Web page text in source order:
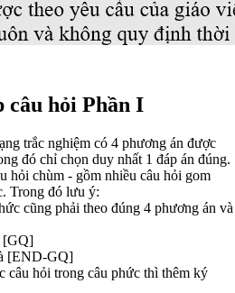
câu hỏi Phần I
trắc nghiệm có 4 phương án được
đó chỉ chọn duy nhất 1 đáp án đúng.
hỏi chùm - gồm nhiều câu hỏi gom
Trong đó lưu ý:
cũng phải theo đúng 4 phương án và
[GQ]
[END-GQ]
câu hỏi trong câu phức thì thêm ký